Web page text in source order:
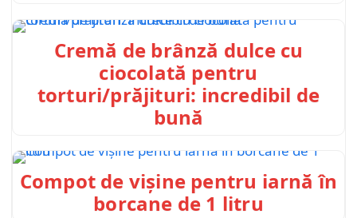
Cremă de brânză dulce cu
ciocolată pentru
torturi/prăjituri: incredibil de
bună
Compot de vișine pentru iarnă în
borcane de 1 litru